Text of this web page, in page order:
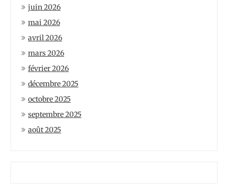
juin 2026
mai 2026
avril 2026
mars 2026
février 2026
décembre 2025
octobre 2025
septembre 2025
août 2025